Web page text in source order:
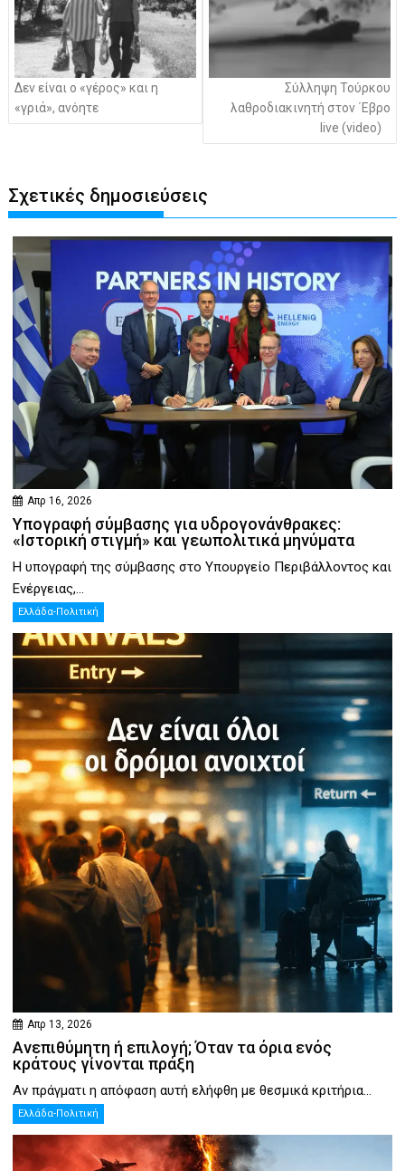
Δεν είναι ο «γέρος» και η
«γριά», ανόητε
Σύλληψη Τούρκου
λαθροδιακινητή στον ΄Εβρο
live (video)
Σχετικές δημοσιεύσεις
Απρ 16, 2026
Υπογραφή σύμβασης για υδρογονάνθρακες:
«Ιστορική στιγμή» και γεωπολιτικά μηνύματα
Η υπογραφή της σύμβασης στο Υπουργείο Περιβάλλοντος και
Ενέργειας,...
Ελλάδα-Πολιτική
Απρ 13, 2026
Ανεπιθύμητη ή επιλογή; Όταν τα όρια ενός
κράτους γίνονται πράξη
Αν πράγματι η απόφαση αυτή ελήφθη με θεσμικά κριτήρια...
Ελλάδα-Πολιτική